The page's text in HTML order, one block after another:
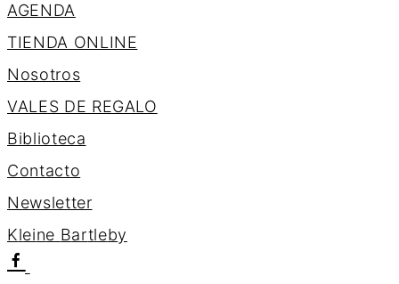
AGENDA
TIENDA ONLINE
Nosotros
VALES DE REGALO
Biblioteca
Contacto
Newsletter
Kleine Bartleby